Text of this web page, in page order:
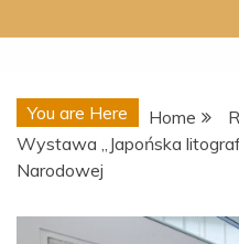
You are Here Home
Wystawa „Japońska
Narodowej